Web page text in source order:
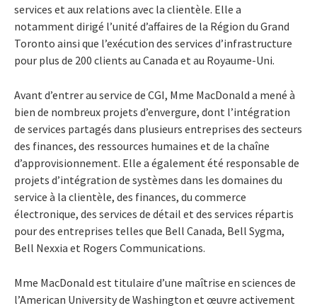
services et aux relations avec la clientèle. Elle a
notamment dirigé l’unité d’affaires de la Région du Grand
Toronto ainsi que l’exécution des services d’infrastructure
pour plus de 200 clients au Canada et au Royaume-Uni.
Avant d’entrer au service de CGI, Mme MacDonald a mené à
bien de nombreux projets d’envergure, dont l’intégration
de services partagés dans plusieurs entreprises des secteurs
des finances, des ressources humaines et de la chaîne
d’approvisionnement. Elle a également été responsable de
projets d’intégration de systèmes dans les domaines du
service à la clientèle, des finances, du commerce
électronique, des services de détail et des services répartis
pour des entreprises telles que Bell Canada, Bell Sygma,
Bell Nexxia et Rogers Communications.
Mme MacDonald est titulaire d’une maîtrise en sciences de
l’American University de Washington et œuvre activement